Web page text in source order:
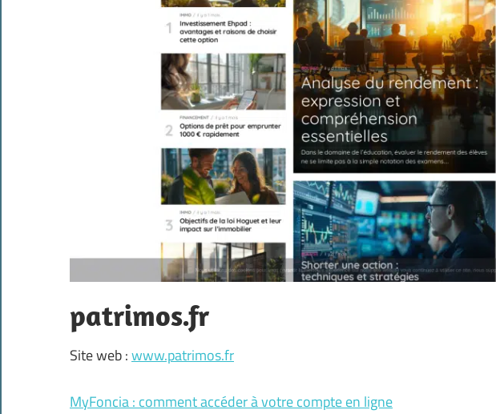
patrimos.fr
Site web :www.patrimos.fr
MyFoncia : comment accéder à votre compte en ligne